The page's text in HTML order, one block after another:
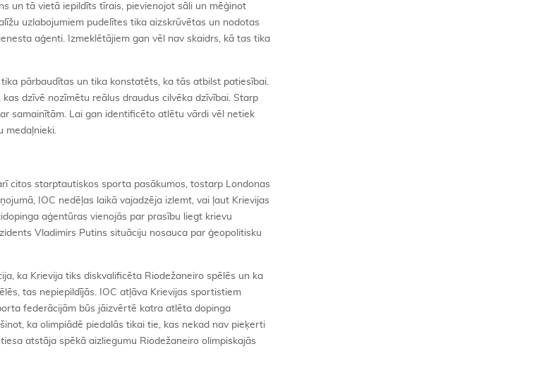
un tā vietā iepildīts tīrais, pievienojot sāli un mēģinot
uzlabojumiem pudelītes tika aizskrūvētas un nodotas
aģenti. Izmeklētājiem gan vēl nav skaidrs, kā tas tika
pārbaudītas un tika konstatēts, ka tās atbilst patiesībai.
dzīvē nozīmētu reālus draudus cilvēka dzīvībai. Starp
samainītām. Lai gan identificēto atlētu vārdi vēl netiek
medaļnieki.
citos starptautiskos sporta pasākumos, tostarp Londonas
IOC nedēļas laikā vajadzēja izlemt, vai ļaut Krievijas
aģentūras vienojās par prasību liegt krievu
Vladimirs Putins situāciju nosauca par ģeopolitisku
ka Krievija tiks diskvalificēta Riodežaneiro spēlēs un ka
tas nepiepildījās. IOC atļāva Krievijas sportistiem
federācijām būs jāizvērtē katra atlēta dopinga
ka olimpiādē piedalās tikai tie, kas nekad nav pieķerti
atstāja spēkā aizliegumu Riodežaneiro olimpiskajās